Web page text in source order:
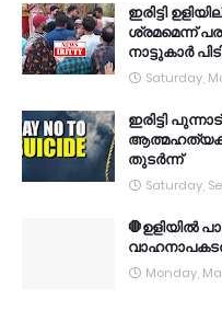
ഇരിട്ടി
ശ്രമമെന്ന്
നാട്ടുകാർ
Saturday,
ഇരിട്ടി
ആത്മഹത്യക്ക്
തുടർന്ന്
Saturday,
🛑ഉളിയിൽ
Monday,